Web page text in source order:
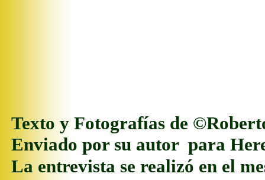
Texto y Fotografías de
Enviado por su autor para
La entrevista se realizó en el